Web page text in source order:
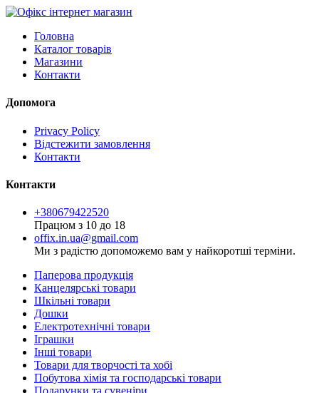
Головна
Каталог товарів
Магазини
Контакти
Допомога
Privacy Policy
Відстежити замовлення
Контакти
Контакти
+380679422520
Працюм з 10 до 18
offix.in.ua@gmail.com
Ми з радістю допоможемо вам у найкоротші терміни.
Паперова продукція
Канцелярські товари
Шкільні товари
Дошки
Електротехнічні товари
Іграшки
Інші товари
Товари для творчості та хобі
Побутова хімія та господарські товари
Подарунки та сувеніри